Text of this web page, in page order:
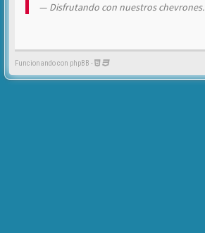
Disfrutando con nuestros chevrones.
Funcionando con phpBB -